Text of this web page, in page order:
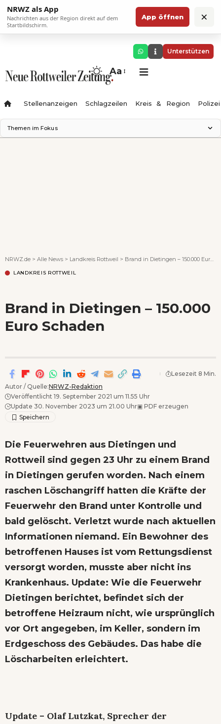
NRWZ als App
Nachrichten aus der Region direkt auf dem
Startbildschirm.
App öffnen ×
Unterstützen
Aa
Stellenanzeigen Schlagzeilen Kreis & Region Polizei
Themen im Fokus
NRWZ.de > Alle News > Landkreis Rottweil > Brand in Dietingen – 150.000 Euro Schaden
LANDKREIS ROTTWEIL
Brand in Dietingen – 150.000
Euro Schaden
Autor / Quelle:NRWZ-Redaktion
Veröffentlicht 19. September 2021 um 11.55 Uhr
Update 30. November 2023 um 21.00 Uhr▣ PDF erzeugen
Lesezeit 8 Min.
Die Feuerwehren aus Dietingen und
Rottweil sind gegen 23 Uhr zu einem Brand
in Dietingen gerufen worden. Nach einem
raschen Löschangriff hatten die Kräfte der
Feuerwehr den Brand unter Kontrolle und
bald gelöscht. Verletzt wurde nach aktuellen
Informationen niemand. Ein Bewohner des
betroffenen Hauses ist vom Rettungsdienst
versorgt worden, musste aber nicht ins
Krankenhaus. Update: Wie die Feuerwehr
Dietingen berichtet, befindet sich der
betroffene Heizraum nicht, wie ursprünglich
vor Ort angegeben, im Keller, sondern im
Erdgeschoss des Gebäudes. Das habe die
Löscharbeiten erleichtert.
Update – Olaf Lutzkat, Sprecher der